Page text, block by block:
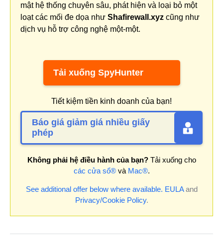
mật hệ thống chuyên sâu, phát hiện và loại bỏ một
loạt các mối đe dọa như Shafirewall.xyz cũng như
dịch vụ hỗ trợ công nghệ một-một.
Tải xuống SpyHunter
Tiết kiệm tiền kinh doanh của bạn!
Báo giá giảm giá nhiều giấy
phép
Không phải hệ điều hành của bạn?Tải xuống cho
các cửa sổ®và Mac®.
See additional offer below where available. EULAand
Privacy/Cookie Policy.